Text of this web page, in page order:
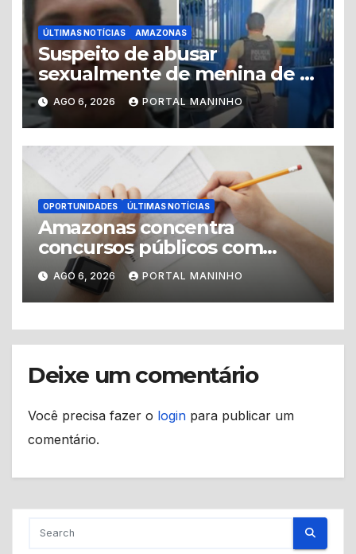
ÚLTIMAS NOTÍCIAS AMAZONAS
Suspeito de abusar
sexualmente de menina de 8
anos é preso no município de
Iranduba
AGO 6, 2026 PORTAL MANINHO
OPORTUNIDADES ÚLTIMAS NOTÍCIAS
Amazonas concentra
concursos públicos com
vagas abertas e editais
previstos no segundo
semestre
AGO 6, 2026 PORTAL MANINHO
Deixe um comentário
Você precisa fazer o login para publicar um
comentário.